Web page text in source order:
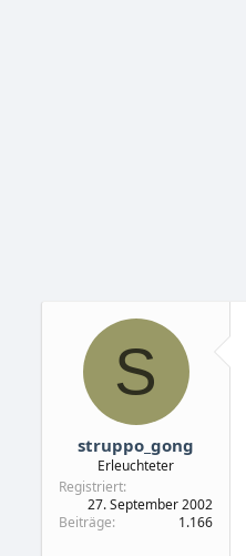
S
struppo_gong
Erleuchteter
Registriert
27. September 2002
Beiträge
1.166